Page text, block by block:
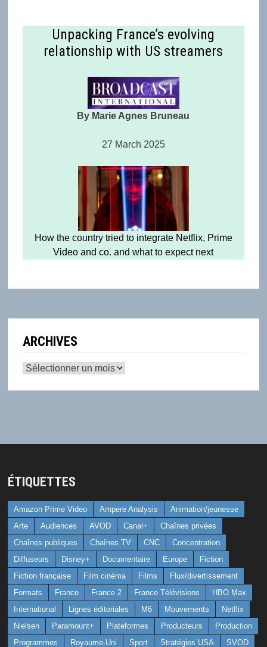
Unpacking France’s evolving
relationship with US streamers
By Marie Agnes Bruneau
27 March 2025
How the country tried to integrate Netflix, Prime
Video and co. and what to expect next
ARCHIVES
Archives
ÉTIQUETTES
Amazon Prime Video Ampere Analysis
Animation/jeunesse
Arte
Audiences AVOD Canal+
Chaînes privées
Chaînes publiques
Chaînes TV CNC
Concentration
Diffuseurs
Disney+ Documentaire Europe
Fiction
Fiction française
Film cinéma Films
Flux/divertissement
Formats
France France 2 France Télévisions
HBO Max
International
Lignes éditoriales M6 Mouvements
Netflix
Nielsen
Paramount+ Plateformes Producteurs
Production
Programmes
Royaume-Uni Sport Stratégies USA SVOD